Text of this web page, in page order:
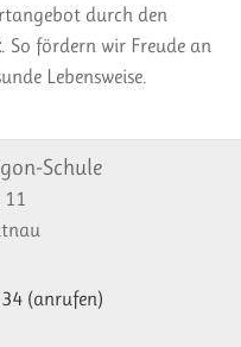
durch den
. So fördern wir Freude an
Lebensweise.
Schule